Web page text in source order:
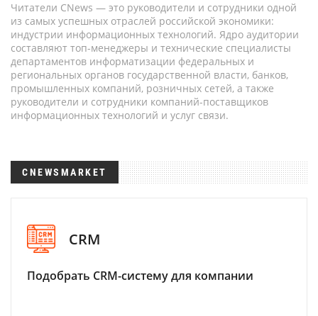
Читатели CNews — это руководители и сотрудники одной
из самых успешных отраслей российской экономики:
индустрии информационных технологий. Ядро аудитории
составляют топ-менеджеры и технические специалисты
департаментов информатизации федеральных и
региональных органов государственной власти, банков,
промышленных компаний, розничных сетей, а также
руководители и сотрудники компаний-поставщиков
информационных технологий и услуг связи.
CNEWSMARKET
CRM
Подобрать CRM-систему для компании